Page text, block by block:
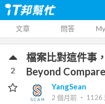
文章 問答
檔案比對這件事
Beyond
YangSean
2 個月前 ‧ 1126
2